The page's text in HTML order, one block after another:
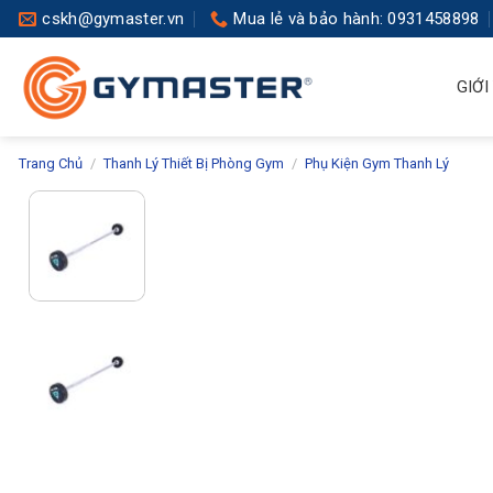
Skip
to
content
cskh@gymaster.vn Mua lẻ và bảo hành: 0931458898
GIỚI
Trang Chủ / Thanh Lý Thiết Bị Phòng Gym / Phụ Kiện Gym Thanh Lý